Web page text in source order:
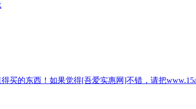
的东西！如果觉得[吾爱实惠网]不错，请把